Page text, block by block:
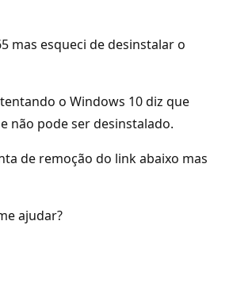
mas esqueci de desinstalar o
o Windows 10 diz que
não pode ser desinstalado.
de remoção do link abaixo mas
ajudar?